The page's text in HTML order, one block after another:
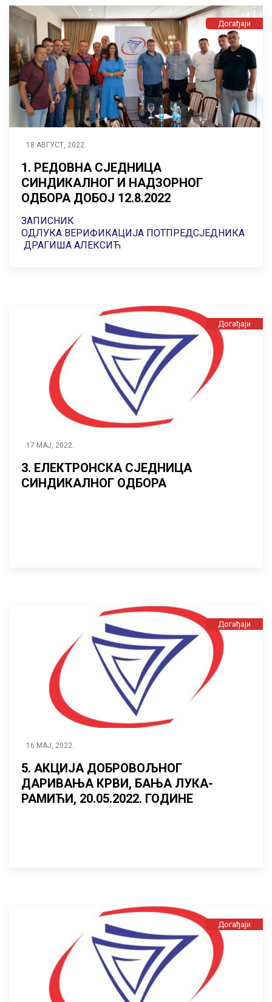
Догађаји
18 АВГУСТ, 2022.
1. РЕДОВНА СЈЕДНИЦА
СИНДИКАЛНОГ И НАДЗОРНОГ
ОДБОРА ДОБОЈ 12.8.2022
ЗАПИСНИК
ОДЛУКА ВЕРИФИКАЦИЈА ПОТПРЕДСЈЕДНИКА
ДРАГИША АЛЕКСИЋ
Догађаји
17 МАЈ, 2022.
3. ЕЛЕКТРОНСКА СЈЕДНИЦА
СИНДИКАЛНОГ ОДБОРА
Догађаји
16 МАЈ, 2022.
5. АКЦИЈА ДОБРОВОЉНОГ
ДАРИВАЊА КРВИ, БАЊА ЛУКА-
РАМИЋИ, 20.05.2022. ГОДИНЕ
Догађаји